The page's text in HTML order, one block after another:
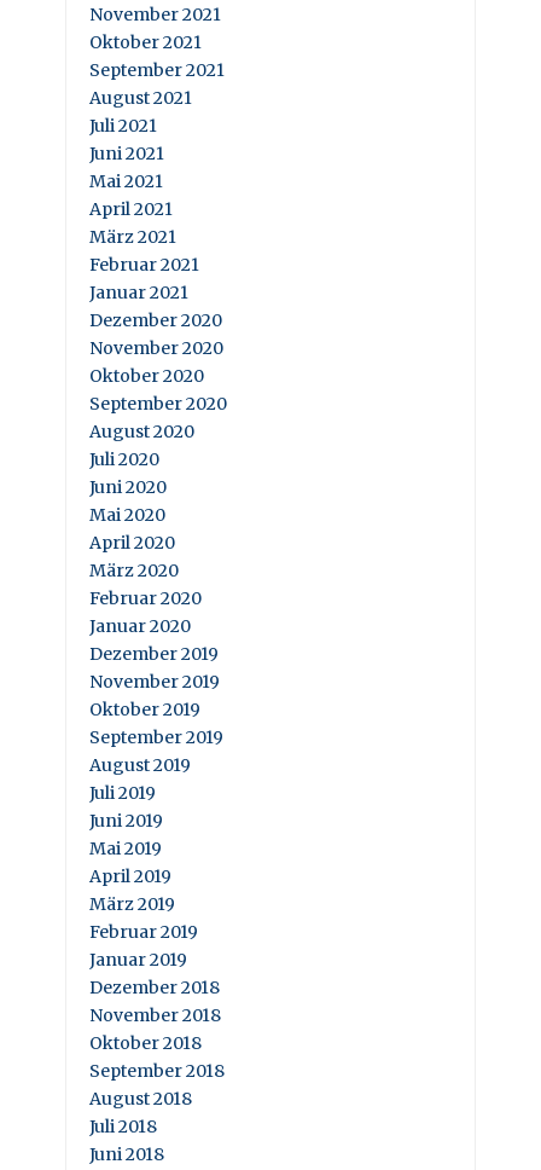
November 2021
Oktober 2021
September 2021
August 2021
Juli 2021
Juni 2021
Mai 2021
April 2021
März 2021
Februar 2021
Januar 2021
Dezember 2020
November 2020
Oktober 2020
September 2020
August 2020
Juli 2020
Juni 2020
Mai 2020
April 2020
März 2020
Februar 2020
Januar 2020
Dezember 2019
November 2019
Oktober 2019
September 2019
August 2019
Juli 2019
Juni 2019
Mai 2019
April 2019
März 2019
Februar 2019
Januar 2019
Dezember 2018
November 2018
Oktober 2018
September 2018
August 2018
Juli 2018
Juni 2018